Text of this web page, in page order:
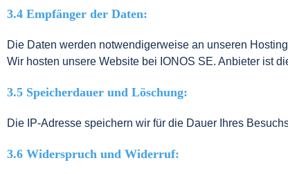
3.4 Empfänger der Daten:
Die Daten werden notwendigerweise an unseren
Wir hosten unsere Website bei IONOS SE. Anbieter ist
3.5 Speicherdauer und Löschung:
Die IP-Adresse speichern wir für die Dauer Ihres
3.6 Widerspruch und Widerruf: